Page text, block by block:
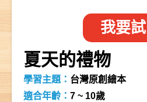
我要
夏天的禮物
學習主題： 台灣原創繪本
適合年齡：7 ~ 10歲